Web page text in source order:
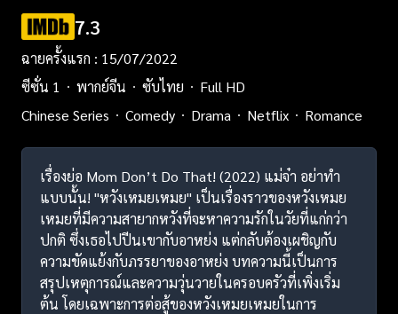
7.3
ฉายครั้งแรก : 15/07/2022
ซีซั่น 1
พากย์จีน ซับไทย
Full HD
Chinese Series
Comedy Drama Netflix Romance
เรื่องย่อ Mom Don’t Do That! (2022) แม่จ๋า อย่าทำ
แบบนั้น! "หวังเหมยเหมย" เป็นเรื่องราวของหวังเหมย
เหมยที่มีความสายากหวังที่จะหาความรักในวัยที่แก่กว่า
ปกติ ซึ่งเธอไปปีนเขากับอาหย่ง แต่กลับต้องเผชิญกับ
ความขัดแย้งกับภรรยาของอาหย่ง บทความนี้เป็นการ
สรุปเหตุการณ์และความวุ่นวายในครอบครัวที่เพิ่งเริ่ม
ต้น โดยเฉพาะการต่อสู้ของหวังเหมยเหมยในการ